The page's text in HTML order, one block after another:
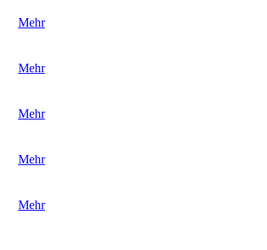
Mehr
Mehr
Mehr
Mehr
Mehr